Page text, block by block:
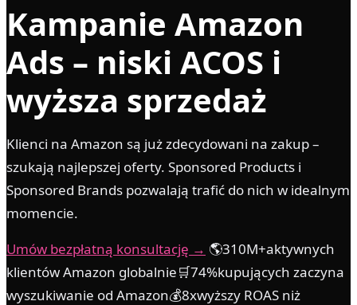
Kampanie Amazon
Ads – niski ACOS i
wyższa sprzedaż
Klienci na Amazon są już zdecydowani na zakup –
szukają najlepszej oferty. Sponsored Products i
Sponsored Brands pozwalają trafić do nich w idealnym
momencie.
Umów bezpłatną konsultację → 🌎310M+aktywnych
klientów Amazon globalnie🛒74%kupujących zaczyna
wyszukiwanie od Amazon💰8xwyższy ROAS niż